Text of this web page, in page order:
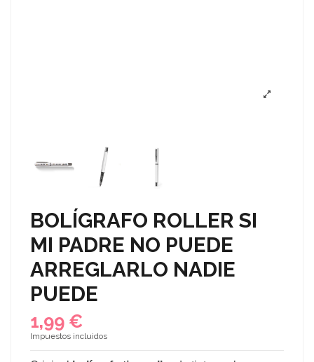
BOLÍGRAFO ROLLER SI
MI PADRE NO PUEDE
ARREGLARLO NADIE
PUEDE
1,99 €
Impuestos incluidos